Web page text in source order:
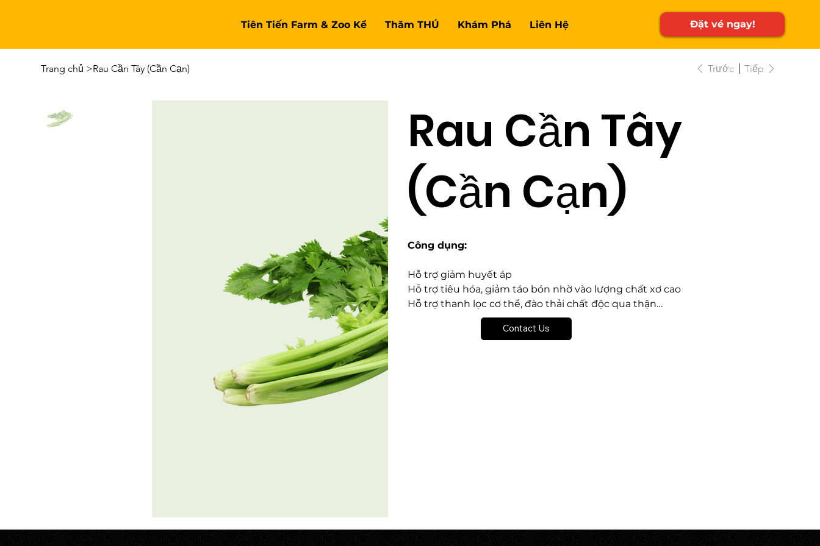
Tiên Tiến Farm & Zoo Kể Thăm THÚ Khám Phá Liên Hệ Đặt vé ngay!
Trang chủ >Rau Cần Tây (Cần Cạn) Trước Tiếp
Rau Cần Tây
(Cần Cạn)
Công dụng:
Hỗ trợ giảm huyết áp
Hỗ trợ tiêu hóa, giảm táo bón nhờ vào lượng chất xơ cao
Hỗ trợ thanh lọc cơ thể, đào thải chất độc qua thận
Hỗ trợ chống viêm
Cung cấp dinh dưỡng và vitamin thiết yếu hỗ trợbảo vệ da, cải thiện hệ
Contact Us